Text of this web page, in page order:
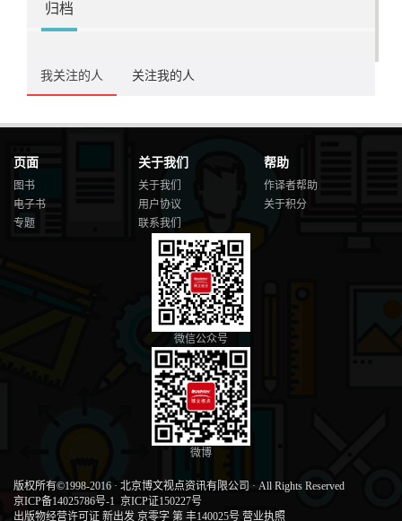
归档
我关注的人 关注我的人
页面
图书
电子书
专题
关于我们
关于我们
用户协议
联系我们
帮助
作译者帮助
关于积分
微信公众号
微博
版权所有©1998-2016 · 北京博文视点资讯有限公司 · All Rights Reserved
京ICP备14025786号-1 京ICP证150227号
出版物经营许可证 新出发 京零字 第 丰140025号 营业执照